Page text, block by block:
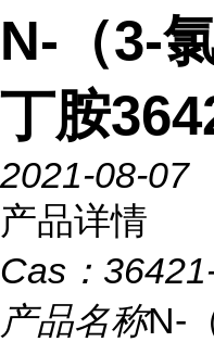
N-（3-
丁胺
2021-08-07
产品详情
Cas：
产品名称N-